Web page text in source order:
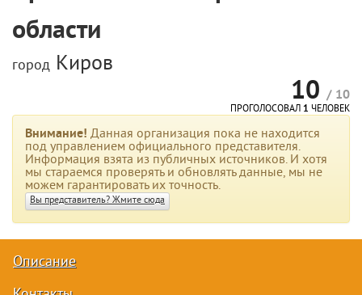
области
город Киров
10 / 10
ПРОГОЛОСОВАЛ 1 ЧЕЛОВЕК
Внимание! Данная организация пока не находится
под управлением официального представителя.
Информация взята из публичных источников. И хотя
мы стараемся проверять и обновлять данные, мы не
можем гарантировать их точность.
Вы представитель? Жмите сюда
Описание